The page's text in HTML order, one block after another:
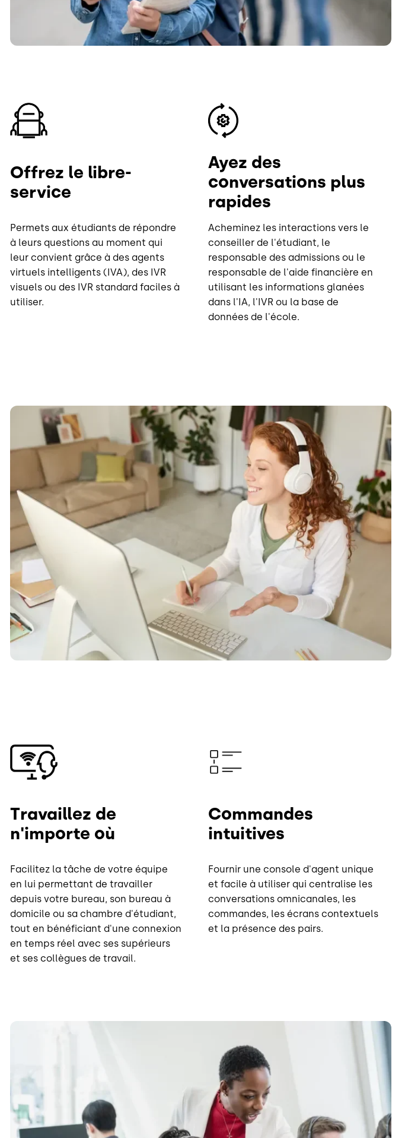
Image
Offrez le libre-
service
Permets aux étudiants de répondre
à leurs questions au moment qui
leur convient grâce à des agents
virtuels intelligents (IVA), des IVR
visuels ou des IVR standard faciles à
utiliser.
Image
Ayez des
conversations plus
rapides
Acheminez les interactions vers le
conseiller de l'étudiant, le
responsable des admissions ou le
responsable de l'aide financière en
utilisant les informations glanées
dans l'IA, l'IVR ou la base de
données de l'école.
Image
Image
Travaillez de
n'importe où
Facilitez la tâche de votre équipe
en lui permettant de travailler
depuis votre bureau, son bureau à
domicile ou sa chambre d'étudiant,
tout en bénéficiant d'une connexion
en temps réel avec ses supérieurs
et ses collègues de travail.
Image
Commandes
intuitives
Fournir une console d'agent unique
et facile à utiliser qui centralise les
conversations omnicanales, les
commandes, les écrans contextuels
et la présence des pairs.